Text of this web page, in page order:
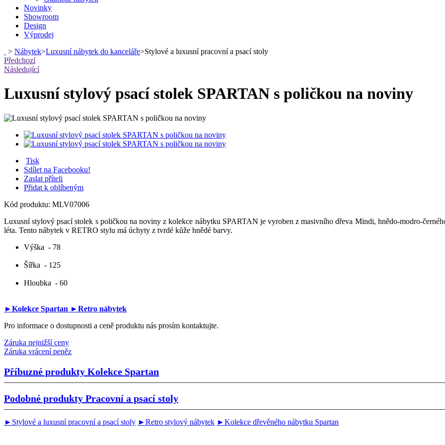
Novinky
Showroom
Design
Výprodej
> Nábytek>Luxusní nábytek do kanceláře>Stylové a luxusní pracovní a psací stoly
Předchozí
Následující
Luxusní stylový psací stolek SPARTAN s poličkou na noviny
Tisk
Sdílet na Facebooku!
Zaslat příteli
Přidat k oblíbeným
Kód produktu: MLV07006
Luxusní stylový psací stolek s poličkou na noviny z kolekce nábytku SPARTAN je vyroben z masivního dřeva Mindi, hnědo-modro-
léta. Tento nábytek v RETRO stylu má úchyty z tvrdé kůže hnědé barvy.
Výška - 78
Šířka - 125
Hloubka - 60
►Kolekce Spartan ►Retro nábytek
Pro informace o dostupnosti a ceně produktu nás prosím kontaktujte.
Záruka nejnižší ceny
Záruka vrácení peněz
Příbuzné produkty Kolekce Spartan
Podobné produkty Pracovní a psací stoly
►Stylové a luxusní pracovní a psací stoly ►Retro stylový nábytek ►Kolekce dřevěného nábytku Spartan